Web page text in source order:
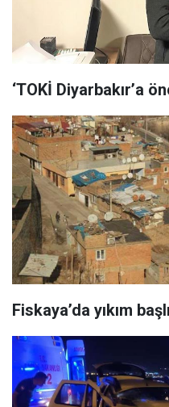
‘TOKİ Diyarbakır’a
Fiskaya’da yıkım